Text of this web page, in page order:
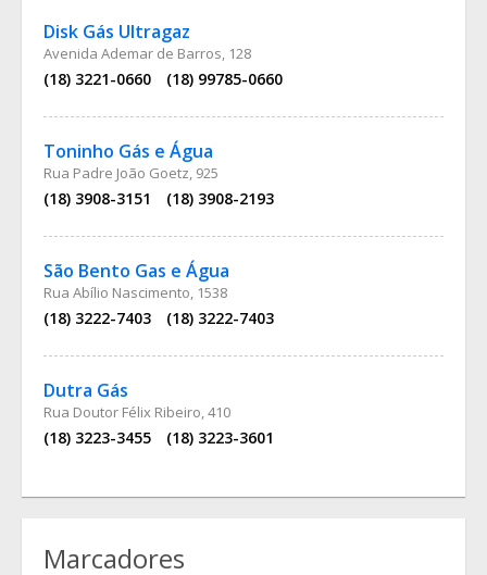
Disk Gás Ultragaz
Avenida Ademar de Barros, 128
(18) 3221-0660 (18) 99785-0660
Toninho Gás e Água
Rua Padre João Goetz, 925
(18) 3908-3151 (18) 3908-2193
São Bento Gas e Água
Rua Abílio Nascimento, 1538
(18) 3222-7403 (18) 3222-7403
Dutra Gás
Rua Doutor Félix Ribeiro, 410
(18) 3223-3455 (18) 3223-3601
Marcadores